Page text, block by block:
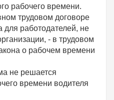
рабочего времени.
трудовом договоре
для работодателей, не
- в трудовом
о рабочем времени
не решается
времени водителя